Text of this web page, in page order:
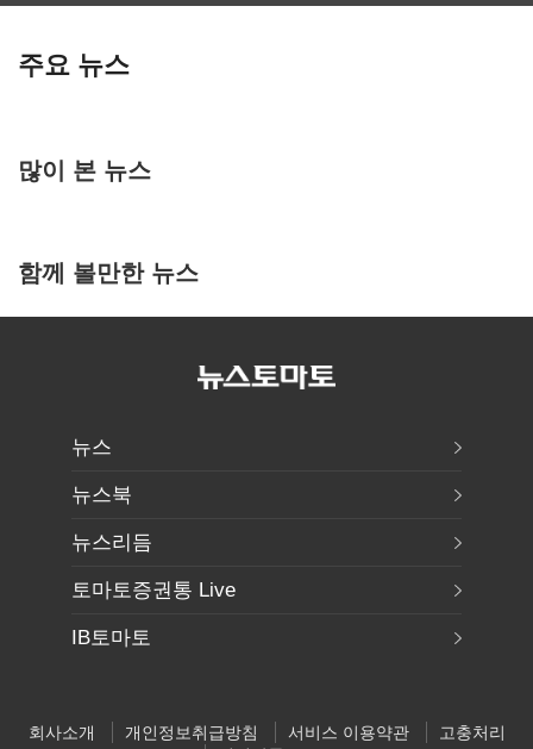
주요 뉴스
많이 본 뉴스
함께 볼만한 뉴스
뉴스
뉴스북
뉴스리듬
토마토증권통 Live
IB토마토
회사소개 개인정보취급방침 서비스 이용약관
고충처리